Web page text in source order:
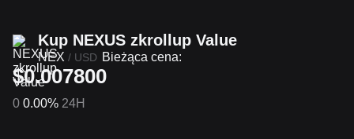
Kup NEXUS zkrollup Value
NEX / USD Bieżąca cena:
$0.007800
0 0.00% 24H